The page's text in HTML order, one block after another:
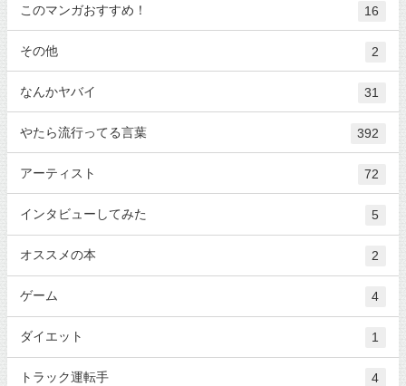
このマンガおすすめ！ 16
その他 2
なんかヤバイ 31
やたら流行ってる言葉 392
アーティスト 72
インタビューしてみた 5
オススメの本 2
ゲーム 4
ダイエット 1
トラック運転手 4